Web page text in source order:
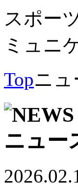
スポー
ミュニ
Topニュ